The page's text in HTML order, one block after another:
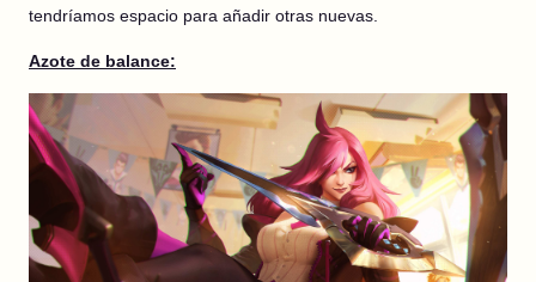
tendríamos espacio para añadir otras nuevas.
Azote de balance: